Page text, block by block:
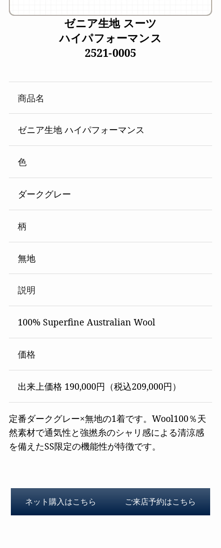
ゼニア生地 スーツ
ハイパフォーマンス
2521-0005
商品名
ゼニア生地 ハイパフォーマンス
色
ダークグレー
柄
無地
説明
100% Superfine Australian Wool
価格
出来上価格 190,000円（税込209,000円）
定番ダークグレー×無地の1着です。Wool100％天
然素材で通気性と強撚糸のシャリ感による清涼感
を備えたSS限定の機能性が特徴です。
ネット購入はこちら ご来店予約はこちら